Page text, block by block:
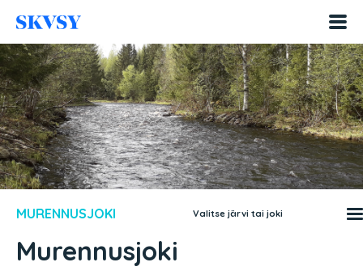
sisältöön
MURENNUSJOKI Valitse järvi tai joki
Murennusjoki